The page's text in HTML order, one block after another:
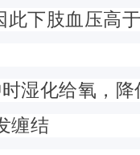
下肢血压高
湿化给氧，降
缠结